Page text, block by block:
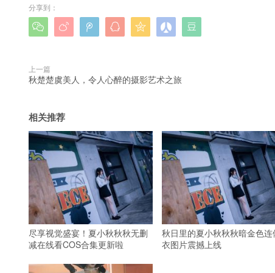
分享到：
      
上一篇
秋楚楚虞美人，令人心醉的摄影艺术之旅
相关推荐
尽享视觉盛宴！夏小秋秋秋无删
减在线看COS合集更新啦
秋日里的夏小秋秋秋暗金色连
衣图片震撼上线